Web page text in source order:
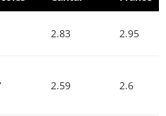
2.83 2.95
2.59 2.6